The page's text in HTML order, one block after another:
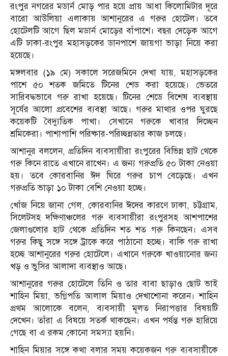
রংপুর নগরের মডার্ন মোড় পার হয়ে প্রায় আধা কিলোমিটার দূরে
বারো আউলিয়া এলাকায় আশানুরের এ গরুর হোটেল। তবে
হোটেলটি আগে ছিল মডার্ন মোড়ের বাঁপাশে। বছর দেড়েক আগে
এটি ঢাকা-রংপুর মহাসড়কের ডানপাশে জায়গা ভাড়া নিয়ে করা
হয়েছে।
মঙ্গলবার (১৯ মে) সকালে সরেজমিনে দেখা যায়, মহাসড়কের
পাশে ৫০ শতক জমিতে টিনের শেড করা হয়েছে। ভেতরে
সারিবদ্ধভাবে গরু রাখা হয়েছে। টিনের শেডে বিশেষ ব্যবস্থায়
সূর্যের আলো প্রবেশের ব্যবস্থা আছে। গরুর মাথার ওপর ঘুরছে
কয়েকটি বৈদ্যুতিক পাখা। সেখানে গরুকে খাবার দিচ্ছেন
শ্রমিকেরা। পাশাপাশি পরিষ্কার-পরিচ্ছন্নতার কাজ চলছে।
আশানুর বললেন, প্রতিদিন ব্যবসায়ীরা রংপুরের বিভিন্ন হাট থেকে
গরু কিনে রাতে এখানে রাখেন। এ জন্য গরুপ্রতি ৫০ টাকা নেওয়া
হয়। তবে কোরবানির ঈদ ঘিরে গরুর চাপ বেড়েছে। এখন
গরুপ্রতি ভাড়া ১০ টাকা বেশি নেওয়া হচ্ছে।
খোঁজ নিয়ে জানা গেল, কোরবানির ঈদের কারণে ঢাকা, চট্টগ্রাম,
সিলেটসহ দক্ষিণাঞ্চলের গরু ব্যবসায়ীরা রংপুরসহ আশপাশের
জেলাগুলোর হাট থেকে প্রতিদিন শত শত গরু কিনছেন। এসব
গরুর কিছু সঙ্গে সঙ্গে ট্রাকে করে পাঠানো হচ্ছে। বাকি গরু রাখা
হচ্ছে আশানুরের গরুর হোটেলে। এখানে গরুকে খাওয়ানোর জন্য
খড় ও ভুসির আলাদা ব্যবস্থাও আছে।
আশানুরের গরুর হোটেলে তিনি ও তার বাবা ছাড়াও ছোট ভাই
শাহিন মিয়া, ভগ্নিপতি আলাল মিয়াও দেখাশোনা করেন। শাহিন
প্রথম আলোকে বলেন, ব্যবসায়ী মূলত নিরাপত্তার বিষয়টি
দেখেন। তাঁরা এ বিষয়ে সতর্ক থাকছেন। এখন পর্যন্ত গরু হারিয়ে
গেছে বা এ রকম কোনো সমস্যা হয়নি।
শাহিন মিয়ার সঙ্গে কথা বলার সময় কয়েকজন গরু ব্যবসায়ীকে